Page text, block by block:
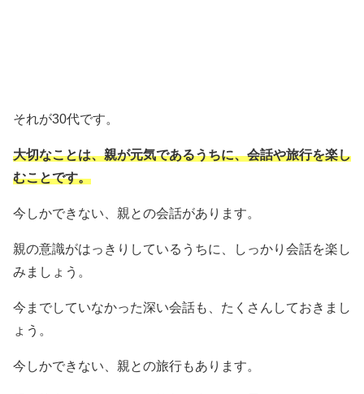
それが30代です。
大切なことは、親が元気であるうちに、会話や旅行を楽し
むことです。
今しかできない、親との会話があります。
親の意識がはっきりしているうちに、しっかり会話を楽し
みましょう。
今までしていなかった深い会話も、たくさんしておきまし
ょう。
今しかできない、親との旅行もあります。